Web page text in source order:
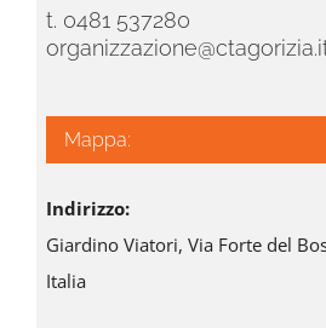
t. 0481 537280
Mappa:
Indirizzo:
Giardino Viatori, Via Forte del
Italia